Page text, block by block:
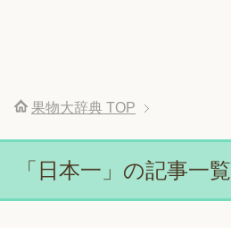
果物大辞典 TOP
「日本一」の記事一覧